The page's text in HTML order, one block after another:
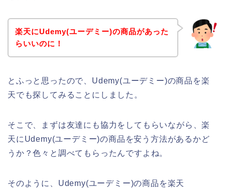
楽天にUdemy(ユーデミー)の商品があった
らいいのに！
とふっと思ったので、Udemy(ユーデミー)の商品を楽
天でも探してみることにしました。
そこで、まずは友達にも協力をしてもらいながら、楽
天にUdemy(ユーデミー)の商品を安う方法があるかど
うか？色々と調べてもらったんですよね。
そのように、Udemy(ユーデミー)の商品を楽天